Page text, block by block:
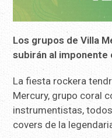
Los grupos de Villa
subirán al imponente
La fiesta rockera
Mercury, grupo coral
instrumentistas,
covers de la